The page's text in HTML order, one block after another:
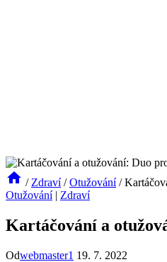
/ Zdraví / Otužování /
Otužování| Zdraví
Kartáčování a
Odwebmaster1 19. 7. 2022